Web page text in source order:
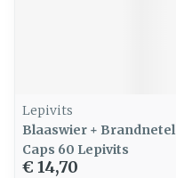
Lepivits
Blaaswier + Brandnetel
Caps 60 Lepivits
€ 14,70